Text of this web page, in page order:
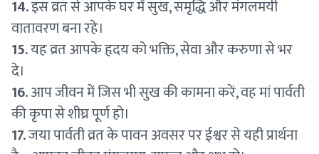
14.इस व्रत से आपके घर में सुख, समृद्धि और मंगलमयी
वातावरण बना रहे।
15.यह व्रत आपके हृदय को भक्ति, सेवा और करुणा से भर
दे।
16.आप जीवन में जिस भी सुख की कामना करें, वह मां पार्वती
की कृपा से शीघ्र पूर्ण हो।
17.जया पार्वती व्रत के पावन अवसर पर ईश्वर से यही प्रार्थना